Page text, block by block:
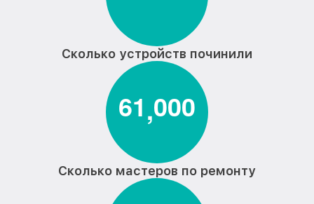
Замена клапана давления
водонагревателя Hisense
Замена индикаторной лампы
водонагревателя Hisense
Замена терморегулятора
водонагревателя Hisense
Замена ТЭН водонагревателя Hisense
Сколько устройств починили
61,000
Сколько мастеров по ремонту